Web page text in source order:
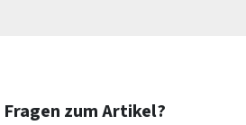
Fragen zum Artikel?